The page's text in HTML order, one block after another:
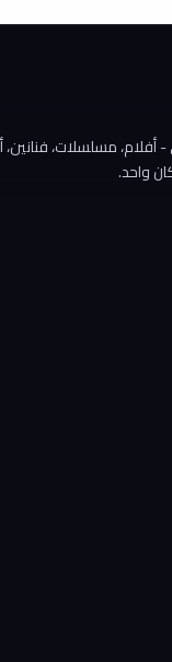
أفلام، مسلسلات، فنانين،
واحد.